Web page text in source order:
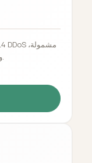
ودعم فني مباشر من فريق حقيقي 24/7/365.